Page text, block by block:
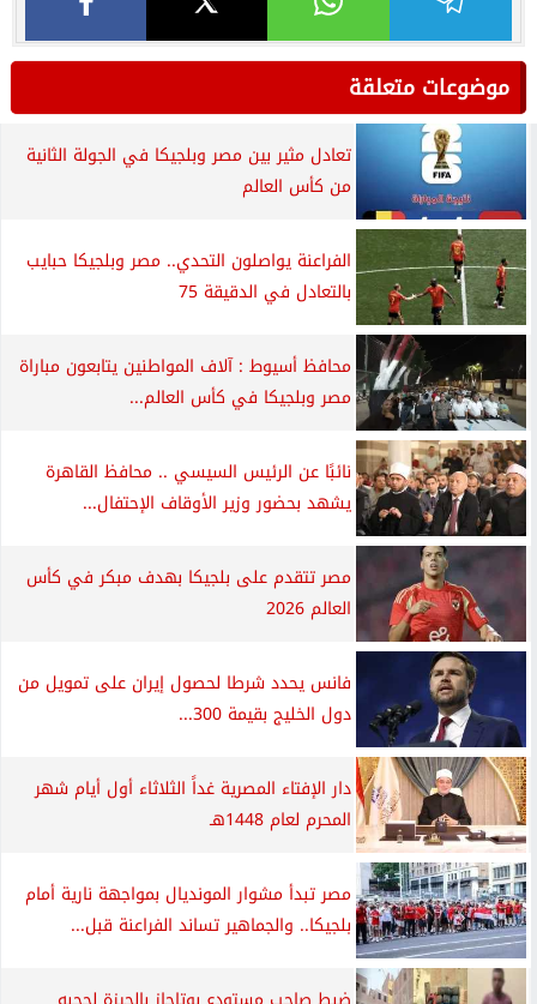
موضوعات متعلقة
تعادل مثير بين مصر وبلجيكا في الجولة الثانية
من كأس العالم
الفراعنة يواصلون التحدي.. مصر وبلجيكا حبايب
بالتعادل في الدقيقة 75
محافظ أسيوط : آلاف المواطنين يتابعون مباراة
مصر وبلجيكا في كأس العالم...
نائبًا عن الرئيس السيسي .. محافظ القاهرة
يشهد بحضور وزير الأوقاف الإحتفال...
مصر تتقدم على بلجيكا بهدف مبكر في كأس
العالم 2026
فانس يحدد شرطا لحصول إيران على تمويل من
دول الخليج بقيمة 300...
دار الإفتاء المصرية غداً الثلاثاء أول أيام شهر
المحرم لعام 1448هـ
مصر تبدأ مشوار المونديال بمواجهة نارية أمام
بلجيكا.. والجماهير تساند الفراعنة قبل...